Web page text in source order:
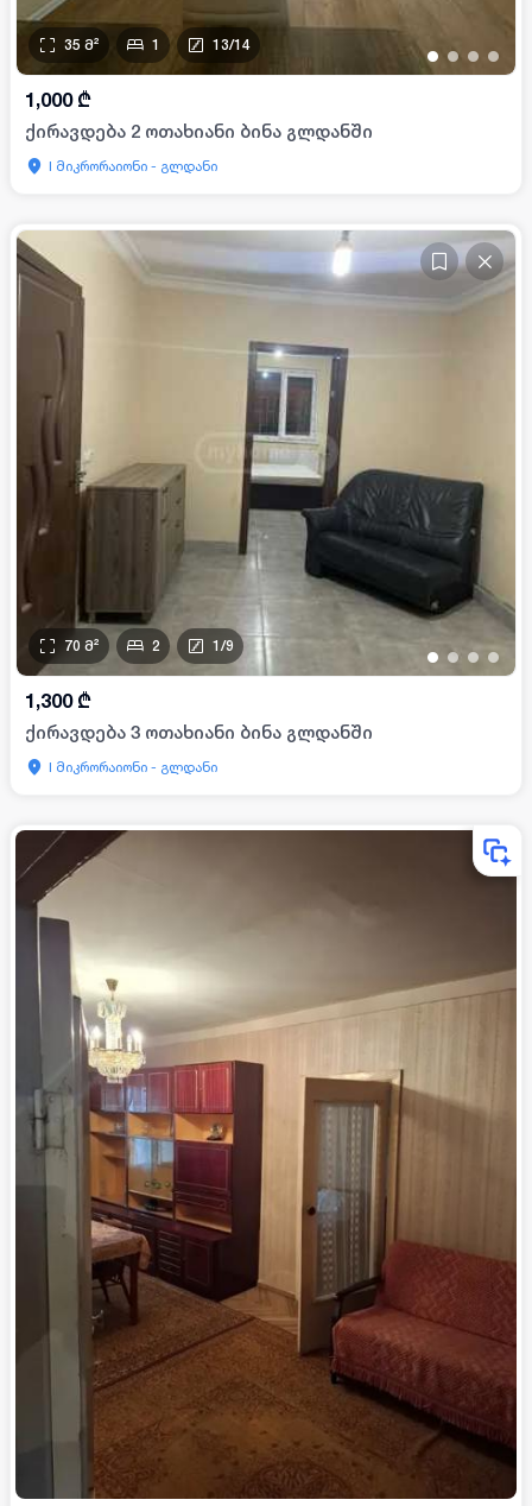
• • • •
35 მ² 1 13/14
1,000 ₾
ქირავდება 2 ოთახიანი ბინა გლდანში
I მიკრორაიონი - გლდანი
• • • •
70 მ² 2 1 /9
1,300 ₾
ქირავდება 3 ოთახიანი ბინა გლდანში
I მიკრორაიონი - გლდანი